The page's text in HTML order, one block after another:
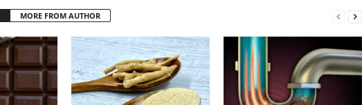
MORE FROM AUTHOR